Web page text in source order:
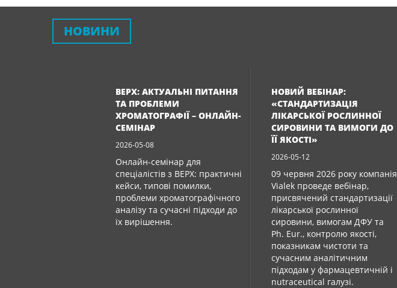
НОВИНИ
ВЕРХ: АКТУАЛЬНІ ПИТАННЯ
ТА ПРОБЛЕМИ
ХРОМАТОГРАФІЇ – ОНЛАЙН-
СЕМІНАР
2026-05-08
Онлайн-семінар для
спеціалістів з ВЕРХ: практичні
кейси, типові помилки,
проблеми хроматографічного
аналізу та сучасні підходи до
їх вирішення.
НОВИЙ ВЕБІНАР:
«СТАНДАРТИЗАЦІЯ
ЛІКАРСЬКОЇ РОСЛИННОЇ
СИРОВИНИ ТА ВИМОГИ ДО
ЇЇ ЯКОСТІ»
2026-05-12
09 червня 2026 року компанія
Vialek проведе вебінар,
присвячений стандартизації
лікарської рослинної
сировини, вимогам ДФУ та
Ph. Eur., контролю якості,
показникам чистоти та
сучасним аналітичним
підходам у фармацевтичній і
nutraceutical галузі.